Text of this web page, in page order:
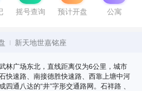
摇号查询 预计开盘 公寓
新天地世嘉铭座
林广场东北，直线距离仅为6公里，城市
快速路、南接德胜快速路、西靠上塘中河
四通八达的“井”字形交通路网。石祥路 、